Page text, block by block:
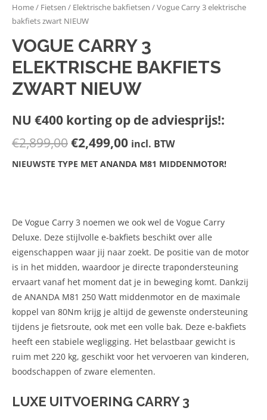
Home/ Fietsen / Elektrische bakfietsen / Vogue Carry 3 elektrische
bakfiets zwart NIEUW
VOGUE CARRY 3
ELEKTRISCHE BAKFIETS
ZWART NIEUW
NU €400 korting op de adviesprijs!:
€2,899,00€2,499,00 incl. BTW
NIEUWSTE TYPE MET ANANDA M81 MIDDENMOTOR!
De Vogue Carry 3 noemen we ook wel de Vogue Carry
Deluxe. Deze stijlvolle e-bakfiets beschikt over alle
eigenschappen waar jij naar zoekt. De positie van de motor
is in het midden, waardoor je directe trapondersteuning
ervaart vanaf het moment dat je in beweging komt. Dankzij
de ANANDA M81 250 Watt middenmotor en de maximale
koppel van 80Nm krijg je altijd de gewenste ondersteuning
tijdens je fietsroute, ook met een volle bak. Deze e-bakfiets
heeft een stabiele wegligging. Het belastbaar gewicht is
ruim met 220 kg, geschikt voor het vervoeren van kinderen,
boodschappen of zware elementen.
LUXE UITVOERING CARRY 3